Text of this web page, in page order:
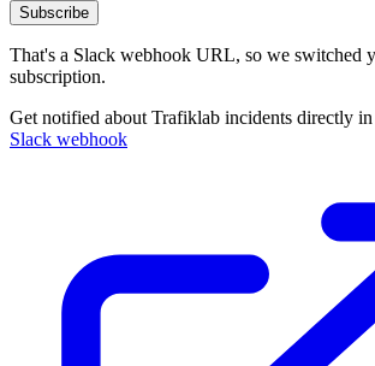
Subscribe
That's a Slack webhook URL, so we switched
subscription.
Get notified about Trafiklab incidents directly in
Slack webhook